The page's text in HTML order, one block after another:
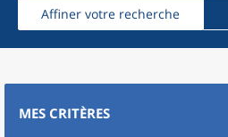
Affiner votre recherche
MES CRITÈRES